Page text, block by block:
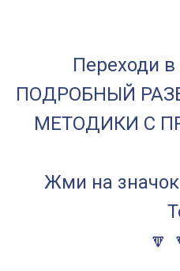
Переходи
ПОДРОБНЫЙ
МЕТОДИКИ С
Жми на
🔽